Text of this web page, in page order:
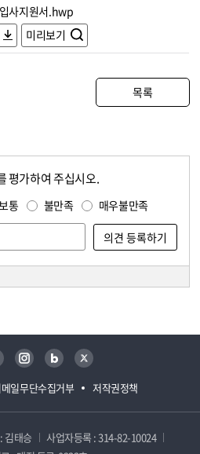
사지원서.hwp
미리보기
목록
평가하여 주십시오.
통 불만족 매우불만족
일무단수집거부 저작권정책
인스타그램 블로그 트위터
김태승
사업자등록 : 314-82-10024